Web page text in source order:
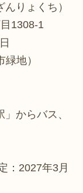
りょくち）
1308-1
地）
からバス、
：2027年3月